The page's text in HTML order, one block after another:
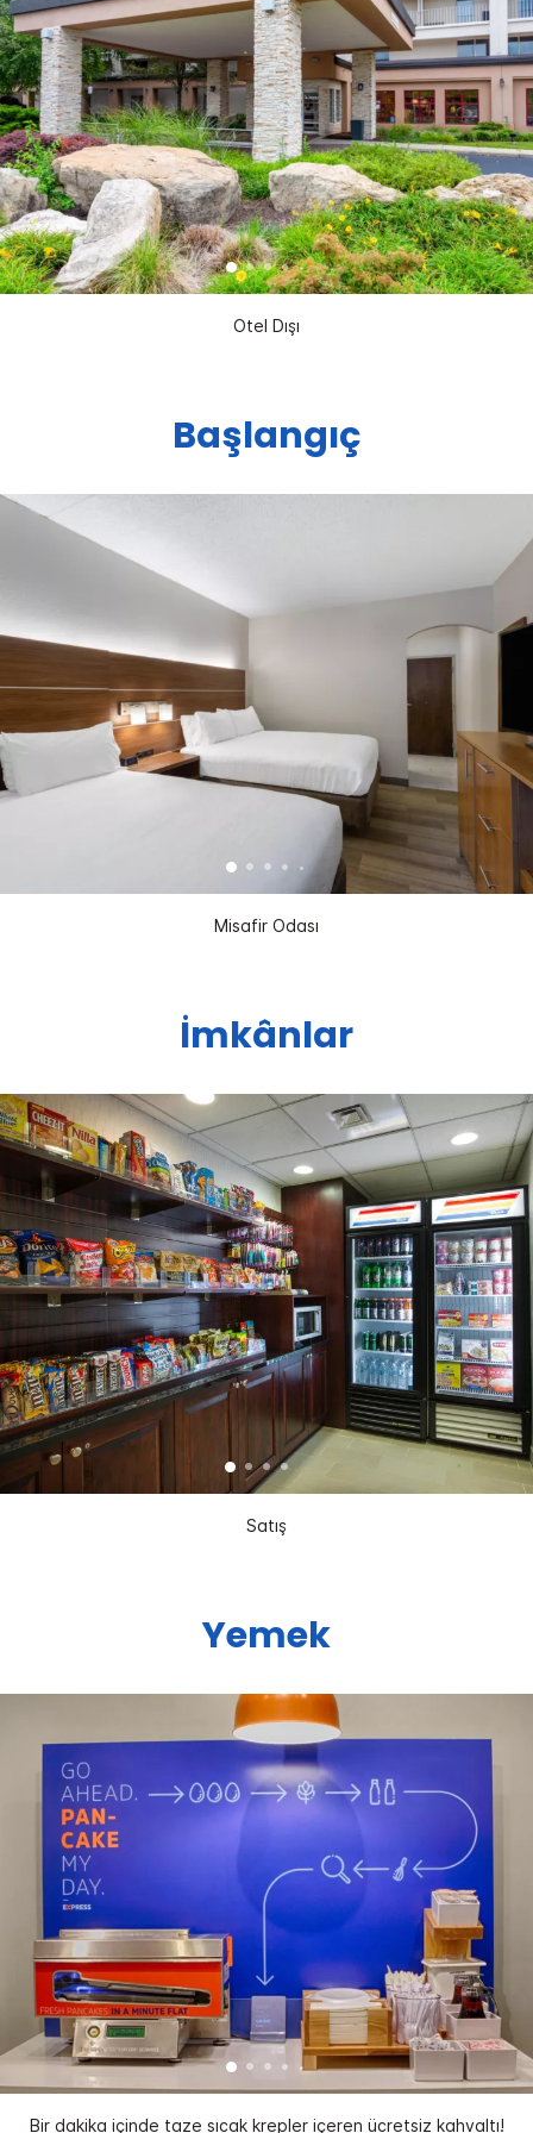
Otel Dışı
Başlangıç
Misafir Odası
İmkânlar
Satış
Yemek
Bir dakika içinde taze sıcak krepler içeren ücretsiz kahvaltı!